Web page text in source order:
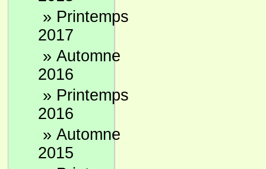
» Printemps
2017
» Automne
2016
» Printemps
2016
» Automne
2015